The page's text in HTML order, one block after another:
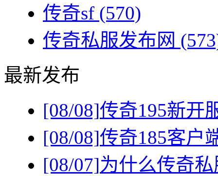
传奇sf (570)
传奇私服发布网
最新发布
[08/08]传奇195新开
[08/08]传奇185客户
[08/07]为什么传奇